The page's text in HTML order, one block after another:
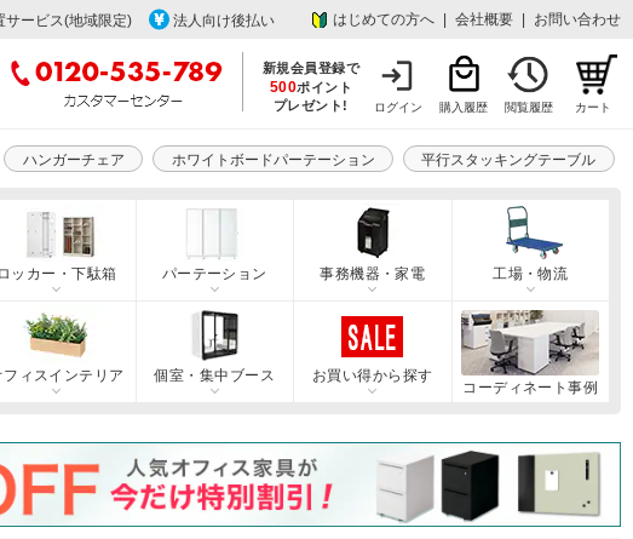
サービス(地域限定) 法人向け後払い はじめての方へ 会社概要 お問い合わせ
新規会員登録で
500ポイント
プレゼント!
ログイン 購入履歴 閲覧履歴 カート
ハンガーチェア ホワイトボードパーテーション 平行スタッキングテーブル
ロッカー・下駄箱 パーテーション 事務機器・家電 工場・物流
フィスインテリア 個室・集中ブース
お買い得から探す
コーディネート事例